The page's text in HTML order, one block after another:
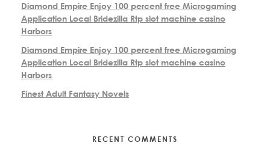
Diamond Empire Enjoy 100 percent free Microgaming
Application Local Bridezilla Rtp slot machine casino
Harbors
Diamond Empire Enjoy 100 percent free Microgaming
Application Local Bridezilla Rtp slot machine casino
Harbors
Finest Adult Fantasy Novels
RECENT COMMENTS